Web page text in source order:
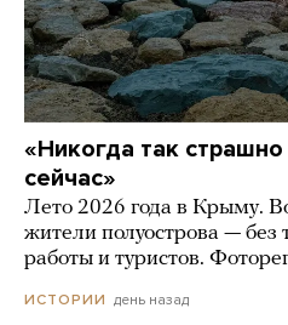
«Никогда так
сейчас»
Лето 2026 года в Крыму.
жители полуострова — без
работы и туристов.
ИСТОРИИ день назад